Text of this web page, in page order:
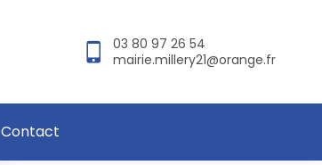
03 80 97 26 54
mairie.millery21@orange.fr
Contact